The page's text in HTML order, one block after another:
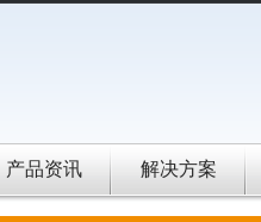
产品资讯 解决方案